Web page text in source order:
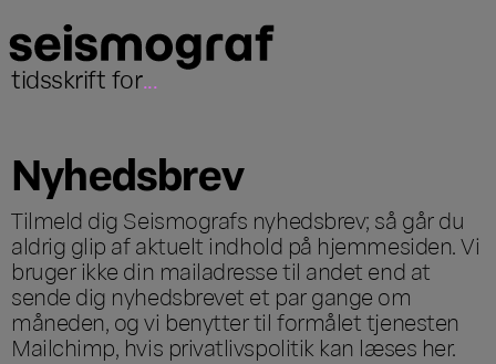
tidsskrift for...
Nyhedsbrev
Tilmeld dig Seismografs nyhedsbrev; så går du
aldrig glip af aktuelt indhold på hjemmesiden. Vi
bruger ikke din mailadresse til andet end at
sende dig nyhedsbrevet et par gange om
måneden, og vi benytter til formålet tjenesten
Mailchimp, hvis privatlivspolitik kan læses her.